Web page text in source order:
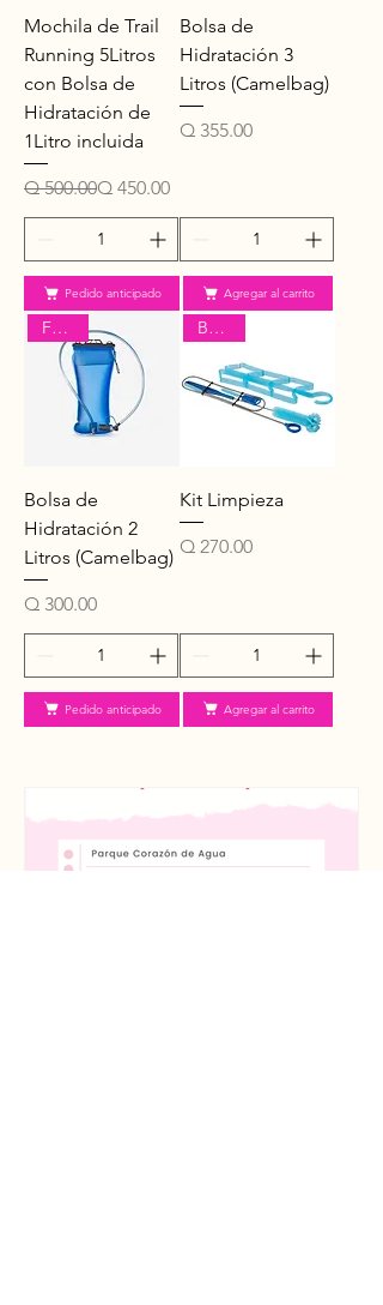
Mochila de Trail
Running 5Litros
con Bolsa de
Hidratación de
1Litro incluida
Precio
Q 500.00
Precio de oferta
Q 450.00
Pedido anticipado
Bolsa de
Hidratación 3
Litros (Camelbag)
Precio
Q 355.00
Agregar al carrito
Forclaz
Bolsa de
Hidratación 2
Litros (Camelbag)
Precio
Q 300.00
Pedido anticipado
BTWIN
Kit Limpieza
Precio
Q 270.00
Agregar al carrito